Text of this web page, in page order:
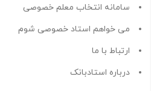
سامانه انتخاب معلم خصوصی
می خواهم استاد خصوصی شوم
ارتباط با ما
درباره استادبانک